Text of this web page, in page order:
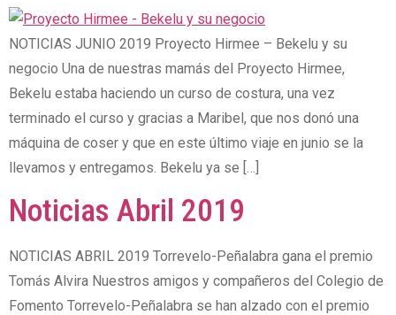
NOTICIAS JUNIO 2019 Proyecto Hirmee – Bekelu y su
negocio Una de nuestras mamás del Proyecto Hirmee,
Bekelu estaba haciendo un curso de costura, una vez
terminado el curso y gracias a Maribel, que nos donó una
máquina de coser y que en este último viaje en junio se la
llevamos y entregamos. Bekelu ya se […]
Noticias Abril 2019
NOTICIAS ABRIL 2019 Torrevelo-Peñalabra gana el premio
Tomás Alvira Nuestros amigos y compañeros del Colegio de
Fomento Torrevelo-Peñalabra se han alzado con el premio